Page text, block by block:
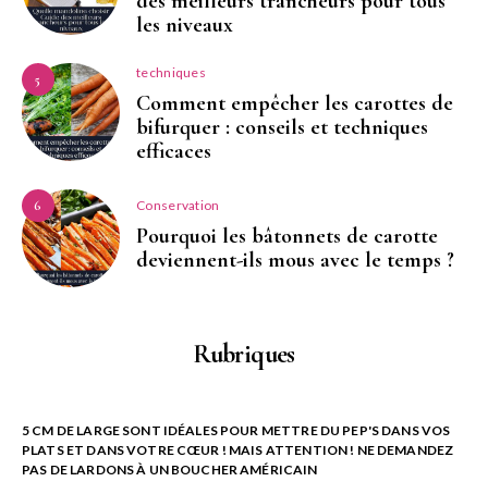
les niveaux
5 techniques
Comment empêcher les carottes de
bifurquer : conseils et techniques
efficaces
6 Conservation
Pourquoi les bâtonnets de carotte
deviennent-ils mous avec le temps ?
Rubriques
5 CM DE LARGE SONT IDÉALES POUR METTRE DU PEP'S DANS VOS
PLATS ET DANS VOTRE CŒUR ! MAIS ATTENTION ! NE DEMANDEZ
PAS DE LARDONS À UN BOUCHER AMÉRICAIN